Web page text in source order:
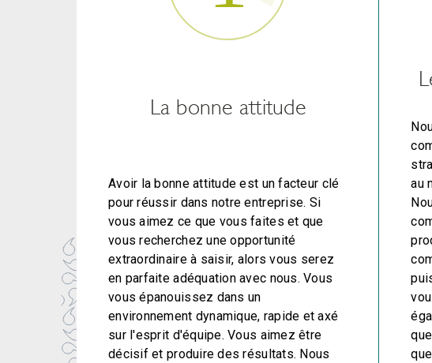
La bonne attitude
Avoir la bonne attitude est un facteur clé
pour réussir dans notre entreprise. Si
vous aimez ce que vous faites et que
vous recherchez une opportunité
extraordinaire à saisir, alors vous serez
en parfaite adéquation avec nous. Vous
vous épanouissez dans un
environnement dynamique, rapide et axé
sur l'esprit d'équipe. Vous aimez être
décisif et produire des résultats. Nous
au